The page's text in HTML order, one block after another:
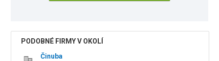
PODOBNÉ FIRMY V OKOLÍ
Činuba